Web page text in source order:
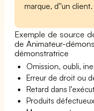
marque, d''un client.
Exemple de source
de Animateur-
démonstratrice
Omission, oubli,
Erreur de droit ou
Retard dans
Produits défectueux